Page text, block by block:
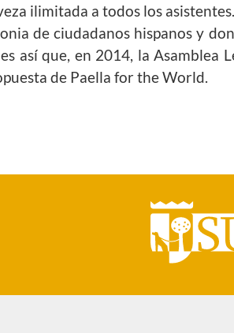
ilimitada a todos los asistentes.
de ciudadanos hispanos y
así que, en 2014, la Asamblea
de Paella for the World.